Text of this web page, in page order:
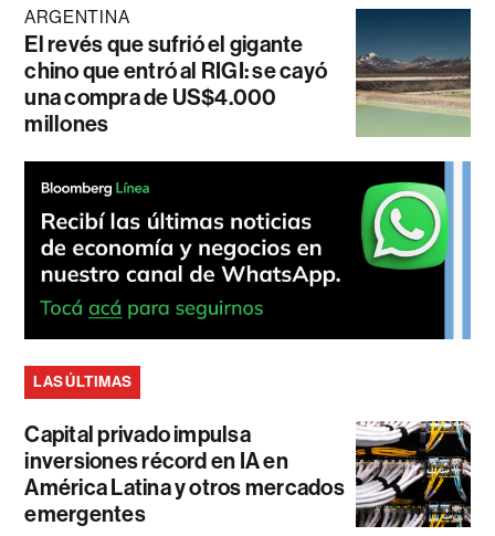
ARGENTINA
El revés que sufrió el gigante
chino que entró al RIGI: se cayó
una compra de US$4.000
millones
LAS ÚLTIMAS
Capital privado impulsa
inversiones récord en IA en
América Latina y otros mercados
emergentes